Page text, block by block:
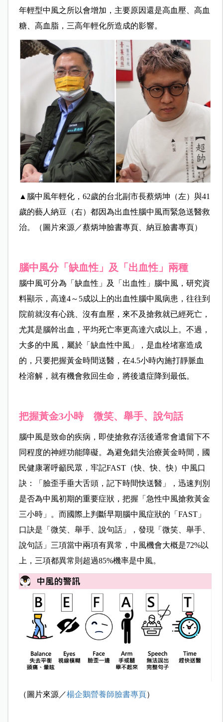
年輕型中風之所以會增加，主要原因還是高血壓、高血
糖、高血脂，三高年輕化所造成的影響。
▲腦中風年輕化，62歲的台北副市長蔡炳坤（左）與41
歲的藝人納豆（右）都因為出血性腦中風而緊急送醫救
治。
（圖片來源／蔡炳坤臉書專頁、納豆臉書專頁）
腦中風分「缺血性」及「出血性」兩種
腦中風可分為「缺血性」及「出血性」腦中風，研究資
料顯示，高達4～5成以上的出血性腦中風病患，往往到
院前就沒有心跳、沒有血壓，來不及搶救就已經死亡，
尤其是腦幹出血，平均死亡率更高達六成以上。不過，
大多的中風，屬於「缺血性中風」，是血栓堵塞造成
的，只要把握黃金時間送醫，在4.5小時內施打靜脈血
栓溶解，就有機會救回生命，將後遺症降到最低。
把握黃金3小時 微笑、舉手、說句話
腦中風是致命的疾病，即使搶救存活後通常會遺留下不
同程度的神經功能障礙。為避免錯失治療黃金時間，國
民健康署呼籲民眾，牢記FAST（快、快、快）中風口
訣：「臉歪手垂大舌頭，記下時間快送醫」，迅速判別
是否為中風初期的重要症狀，把握「急性中風搶救黃金
三小時」 。而國際上判斷早期腦中風症狀的「FAST」
口訣是「微笑、舉手、說句話」，發現「微笑、舉手、
說句話」三項當中兩項有異常，中風機會大概是72%以
上，三項都異常則超過85%機率是中風。
（圖片來源／楊企鵝營養師臉書專頁）